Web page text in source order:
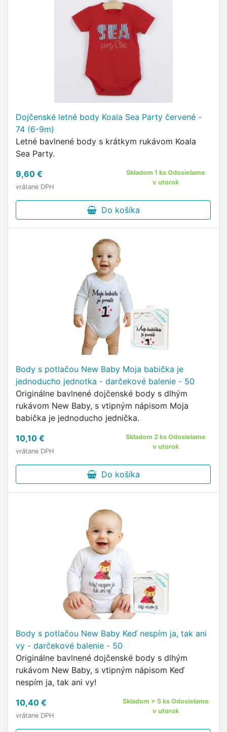
Dojčenské letné body Koala Sea Party červené -
74 (6-9m)
Letné bavlnené body s krátkym rukávom Koala
Sea Party.
9,60 €
vrátane DPH
Skladom 1 ks Odosielame
v utorok
Do košíka
Body s potlačou New Baby Moja babička je
jednoducho jednotka - darčekové balenie - 50
Originálne bavlnené dojčenské body s dlhým
rukávom New Baby, s vtipným nápisom Moja
babička je jednoducho jednička.
10,10 €
vrátane DPH
Skladom 2 ks Odosielame
v utorok
Do košíka
Body s potlačou New Baby Keď nespím ja, tak ani
vy - darčekové balenie - 50
Originálne bavlnené dojčenské body s dlhým
rukávom New Baby, s vtipným nápisom Keď
nespím ja, tak ani vy!
10,40 €
vrátane DPH
Skladom > 5 ks Odosielame
v utorok